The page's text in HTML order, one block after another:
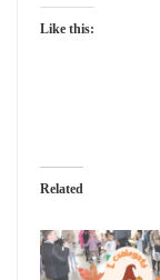
Like this:
Related